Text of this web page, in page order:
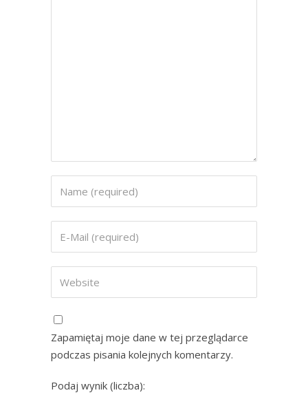
Zapamiętaj moje dane w tej przeglądarce
podczas pisania kolejnych komentarzy.
Podaj wynik (liczba):